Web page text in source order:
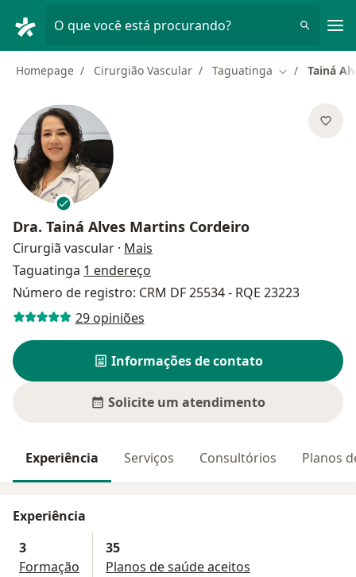
O que você está procurando?
Homepage Cirurgião Vascular Taguatinga Mudar de
Tainá
Dra. Tainá Alves Martins Cordeiro
Cirurgiã vascular · Mais
Taguatinga 1 endereço
Número de registro: CRM DF 25534 - RQE 23223
29 opiniões
Informações de contato
Solicite um atendimento
Experiência Serviços Consultórios Planos
Experiência
3
Formação
35
Planos de saúde aceitos